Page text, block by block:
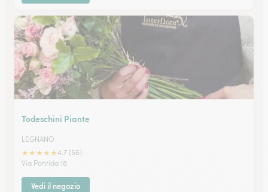
Todeschini Piante
LEGNANO
★★★★★4.7 (56)
Via Pontida 18
Vedi il negozio